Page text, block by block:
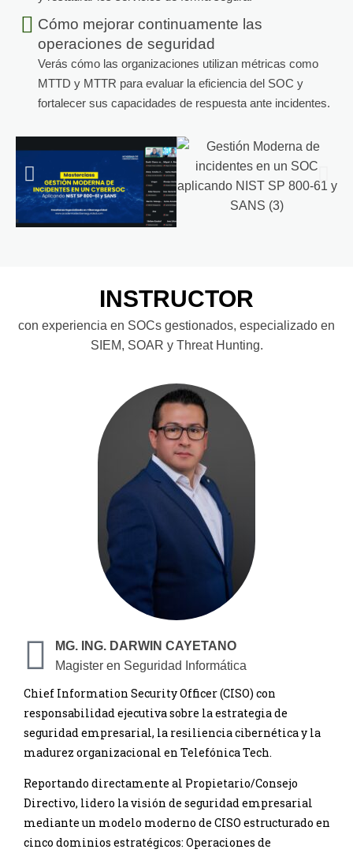
Cómo mejorar continuamente las
operaciones de seguridad
Verás cómo las organizaciones utilizan métricas como
MTTD y MTTR para evaluar la eficiencia del SOC y
fortalecer sus capacidades de respuesta ante incidentes.
INSTRUCTOR
con experiencia en SOCs gestionados, especializado en
SIEM, SOAR y Threat Hunting.
MG. ING. DARWIN CAYETANO
Magister en Seguridad Informática
Chief Information Security Officer (CISO) con
responsabilidad ejecutiva sobre la estrategia de
seguridad empresarial, la resiliencia cibernética y la
madurez organizacional en Telefónica Tech.
Reportando directamente al Propietario/Consejo
Directivo, lidero la visión de seguridad empresarial
mediante un modelo moderno de CISO estructurado en
cinco dominios estratégicos: Operaciones de